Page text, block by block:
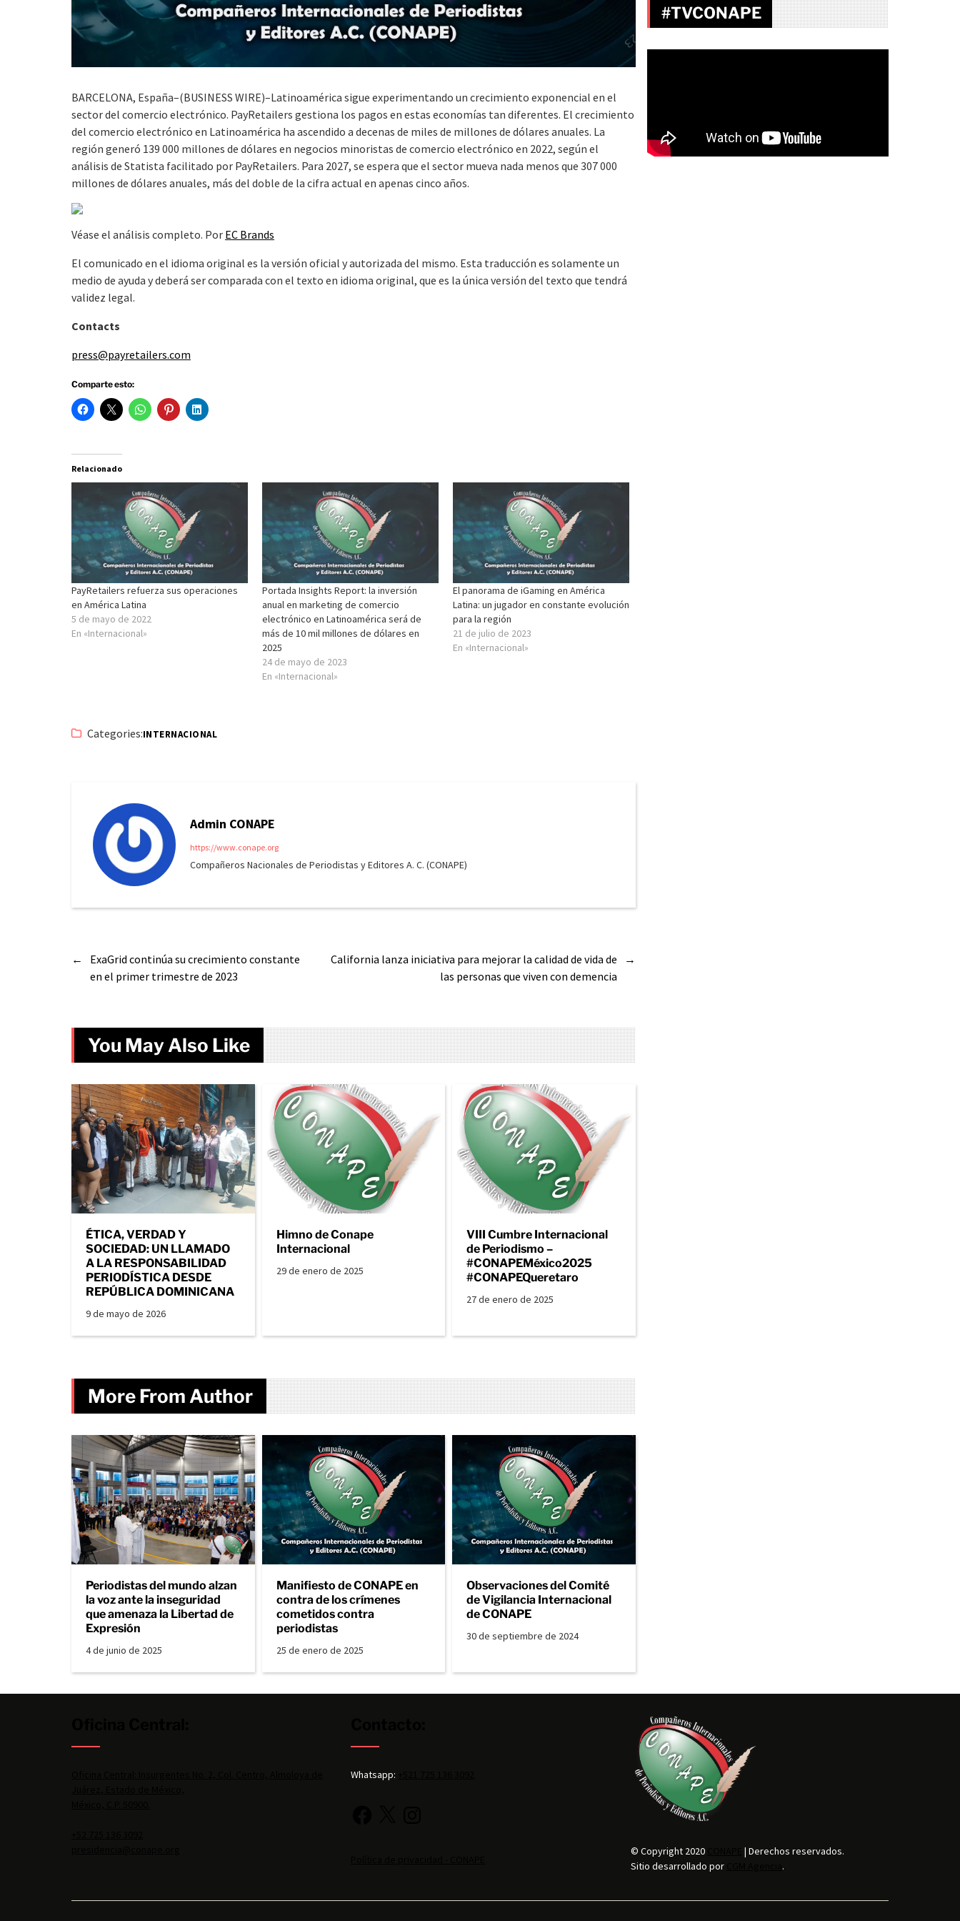
BARCELONA, España–(BUSINESS WIRE)–Latinoamérica sigue experimentando un crecimiento exponencial en el
sector del comercio electrónico. PayRetailers gestiona los pagos en estas economías tan diferentes. El crecimiento
del comercio electrónico en Latinoamérica ha ascendido a decenas de miles de millones de dólares anuales. La
región generó 139 000 millones de dólares en negocios minoristas de comercio electrónico en 2022, según el
análisis de Statista facilitado por PayRetailers. Para 2027, se espera que el sector mueva nada menos que 307 000
millones de dólares anuales, más del doble de la cifra actual en apenas cinco años.
Véase el análisis completo. Por EC Brands
El comunicado en el idioma original es la versión oficial y autorizada del mismo. Esta traducción es solamente un
medio de ayuda y deberá ser comparada con el texto en idioma original, que es la única versión del texto que tendrá
validez legal.
Contacts
press@payretailers.com
Comparte esto:
Relacionado
PayRetailers refuerza sus operaciones
en América Latina
5 de mayo de 2022
En «Internacional»
Portada Insights Report: la inversión
anual en marketing de comercio
electrónico en Latinoamérica será de
más de 10 mil millones de dólares en
2025
24 de mayo de 2023
En «Internacional»
El panorama de iGaming en América
Latina: un jugador en constante evolución
para la región
21 de julio de 2023
En «Internacional»
Categories:INTERNACIONAL
Admin CONAPE
https://www.conape.org
Compañeros Nacionales de Periodistas y Editores A. C. (CONAPE)
←
ExaGrid continúa su crecimiento constante
en el primer trimestre de 2023
→
California lanza iniciativa para mejorar la calidad de vida de
las personas que viven con demencia
You May Also Like
ÉTICA, VERDAD Y
SOCIEDAD: UN LLAMADO
A LA RESPONSABILIDAD
PERIODÍSTICA DESDE
REPÚBLICA DOMINICANA
9 de mayo de 2026
Himno de Conape
Internacional
29 de enero de 2025
VIII Cumbre Internacional
de Periodismo –
#CONAPEMéxico2025
#CONAPEQueretaro
27 de enero de 2025
More From Author
Periodistas del mundo alzan
la voz ante la inseguridad
que amenaza la Libertad de
Expresión
4 de junio de 2025
Manifiesto de CONAPE en
contra de los crímenes
cometidos contra
periodistas
25 de enero de 2025
Observaciones del Comité
de Vigilancia Internacional
de CONAPE
30 de septiembre de 2024
#TVCONAPE
Whatsapp:
© Copyright 2020
| Derechos reservados.
Sitio desarrollado por
.